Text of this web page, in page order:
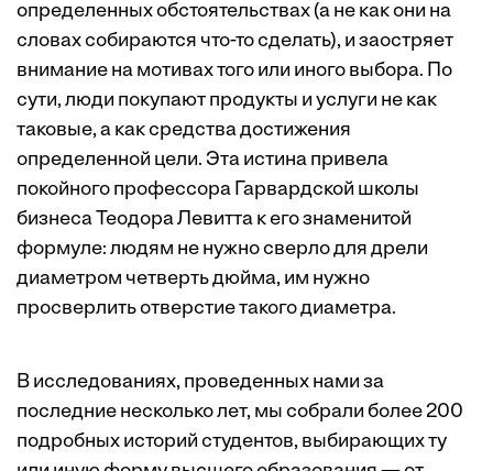
определенных обстоятельствах (а не как они на
словах собираются что-то сделать), и заостряет
внимание на мотивах того или иного выбора. По
сути, люди покупают продукты и услуги не как
таковые, а как средства достижения
определенной цели. Эта истина привела
покойного профессора Гарвардской школы
бизнеса Теодора Левитта к его знаменитой
формуле: людям не нужно сверло для дрели
диаметром четверть дюйма, им нужно
просверлить отверстие такого диаметра.
В исследованиях, проведенных нами за
последние несколько лет, мы собрали более 200
подробных историй студентов, выбирающих ту